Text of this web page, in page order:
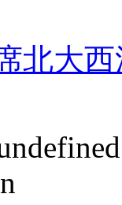
北大